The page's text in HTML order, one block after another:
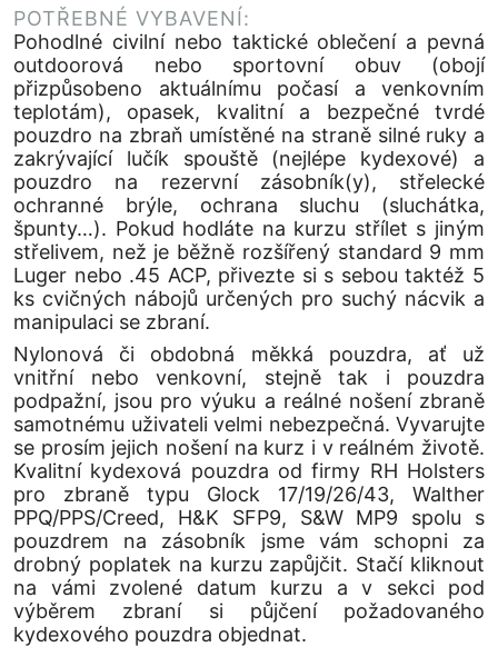
POTŘEBNÉ VYBAVENÍ:
Pohodlné civilní nebo taktické oblečení a pevná
outdoorová nebo sportovní obuv (obojí
přizpůsobeno aktuálnímu počasí a venkovním
teplotám), opasek, kvalitní a bezpečné tvrdé
pouzdro na zbraň umístěné na straně silné ruky a
zakrývající lučík spouště (nejlépe kydexové) a
pouzdro na rezervní zásobník(y), střelecké
ochranné brýle, ochrana sluchu (sluchátka,
špunty…). Pokud hodláte na kurzu střílet s jiným
střelivem, než je běžně rozšířený standard 9 mm
Luger nebo .45 ACP, přivezte si s sebou taktéž 5
ks cvičných nábojů určených pro suchý nácvik a
manipulaci se zbraní.
Nylonová či obdobná měkká pouzdra, ať už
vnitřní nebo venkovní, stejně tak i pouzdra
podpažní, jsou pro výuku a reálné nošení zbraně
samotnému uživateli velmi nebezpečná. Vyvarujte
se prosím jejich nošení na kurz i v reálném životě.
Kvalitní kydexová pouzdra od firmy RH Holsters
pro zbraně typu Glock 17/19/26/43, Walther
PPQ/PPS/Creed, H&K SFP9, S&W MP9 spolu s
pouzdrem na zásobník jsme vám schopni za
drobný poplatek na kurzu zapůjčit. Stačí kliknout
na vámi zvolené datum kurzu a v sekci pod
výběrem zbraní si půjčení požadovaného
kydexového pouzdra objednat.